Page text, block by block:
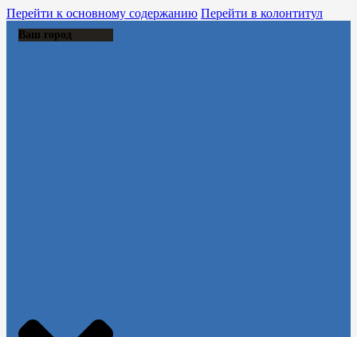
Перейти к основному содержанию Перейти в колонтитул
Ваш город